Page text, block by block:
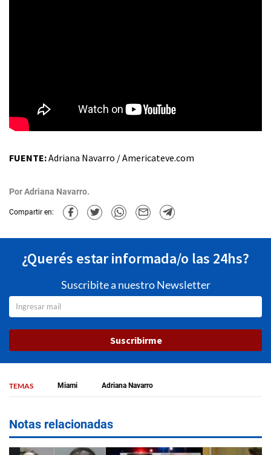
FUENTE:Adriana Navarro / Americateve.com
PorAdriana Navarro.
Compartir en:
¿Querés estar informada/o las 24hs?
Suscribite a nuestro Newsletter
Suscribirme
TEMAS Miami Adriana Navarro
Notas relacionadas